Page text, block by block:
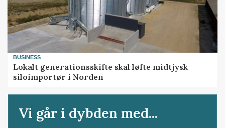
BUSINESS
Lokalt generationsskifte skal løfte midtjysk
siloimportør i Norden
Vi går i dybden med...